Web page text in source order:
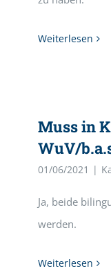
Weiterlesen
Muss in
WuV/
01/06/2021 |
Ja, beide
werden.
Weiterlesen